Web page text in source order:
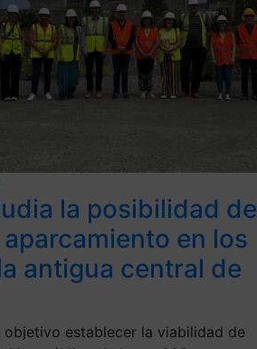
la posibilidad de
en los
antigua central de
objetivo establecer la viabilidad de